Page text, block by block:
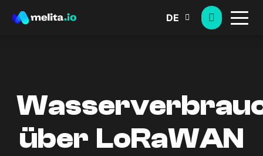
DE
über LoRaWAN